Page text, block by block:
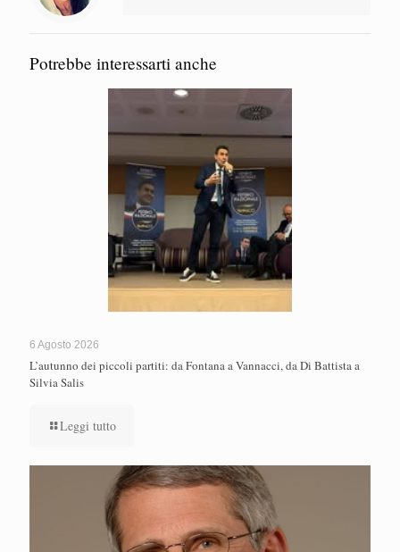
Potrebbe interessarti anche
6 Agosto 2026
L’autunno dei piccoli partiti: da Fontana a Vannacci, da Di Battista a
Silvia Salis
Leggi tutto